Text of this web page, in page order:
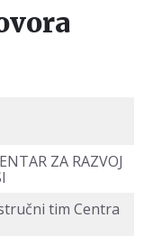
ZA RAZVOJ
tim Centra